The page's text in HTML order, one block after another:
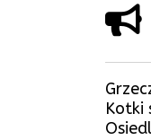
Kotki